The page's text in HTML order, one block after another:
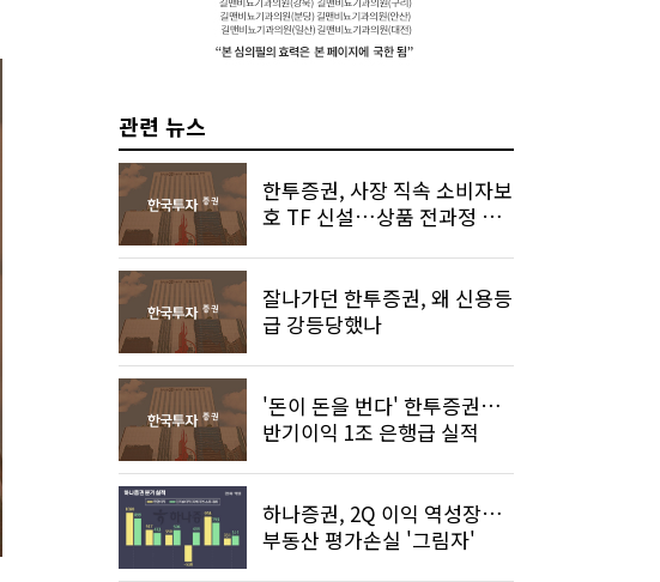
관련 뉴스
한투증권, 사장 직속 소비자보
호 TF 신설…상품 전과정 관
잘나가던 한투증권, 왜 신용등
급 강등당했나
'돈이 돈을 번다' 한투증권…
반기이익 1조 은행급 실적
하나증권, 2Q 이익 역성장…
부동산 평가손실 '그림자'